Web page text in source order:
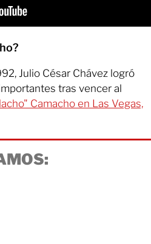
Julio César Chávez logró
tras vencer al
Camacho en Las Vegas,